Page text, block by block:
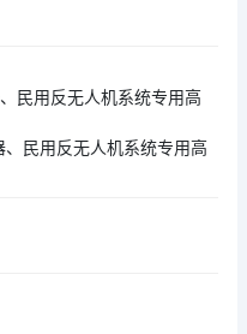
民用反无人机系统专用高
民用反无人机系统专用高